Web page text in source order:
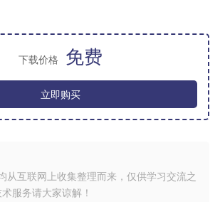
下载价格 免费
立即购买
从互联网上收集整理而来，仅供学习交流之
服务请大家谅解！